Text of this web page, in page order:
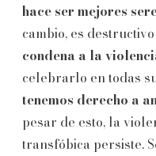
hace ser mejores
cambio, es destructivo
condena a la
celebrarlo en todas
tenemos derecho a
pesar de esto, la
transfóbica persiste.